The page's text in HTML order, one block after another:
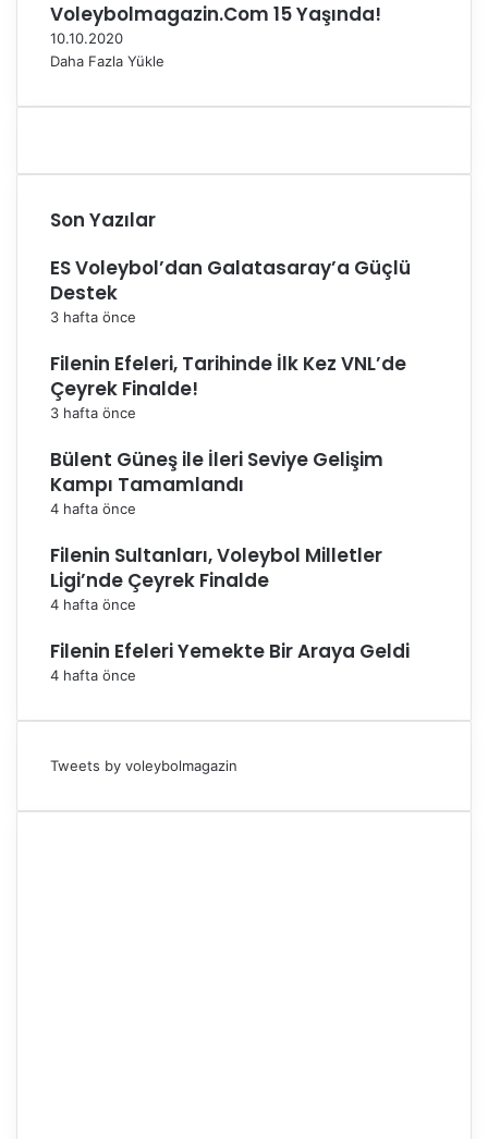
Voleybolmagazin.Com 15 Yaşında!
10.10.2020
Daha Fazla Yükle
Son Yazılar
ES Voleybol’dan Galatasaray’a Güçlü
Destek
3 hafta önce
Filenin Efeleri, Tarihinde İlk Kez VNL’de
Çeyrek Finalde!
3 hafta önce
Bülent Güneş ile İleri Seviye Gelişim
Kampı Tamamlandı
4 hafta önce
Filenin Sultanları, Voleybol Milletler
Ligi’nde Çeyrek Finalde
4 hafta önce
Filenin Efeleri Yemekte Bir Araya Geldi
4 hafta önce
Tweets by voleybolmagazin